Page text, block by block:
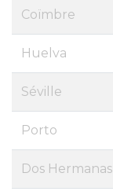
Coïmbre
Huelva
Séville
Porto
Dos Hermanas